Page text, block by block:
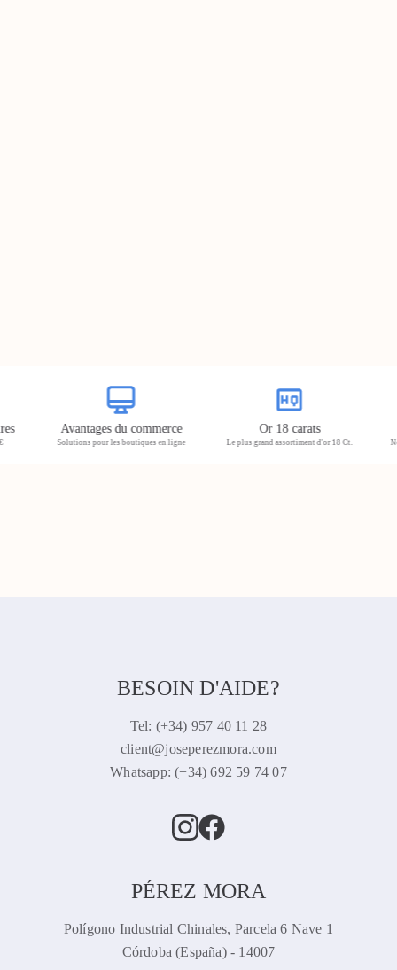
Avantages du commerce
Solutions pour les boutiques en ligne
Or 18 carats
Le plus grand assortiment d'or 18 Ct.
BESOIN D'AIDE?
Tel: (+34) 957 40 11 28
client@joseperezmora.com
Whatsapp: (+34) 692 59 74 07
PÉREZ MORA
Polígono Industrial Chinales, Parcela 6 Nave 1
Córdoba (España) - 14007